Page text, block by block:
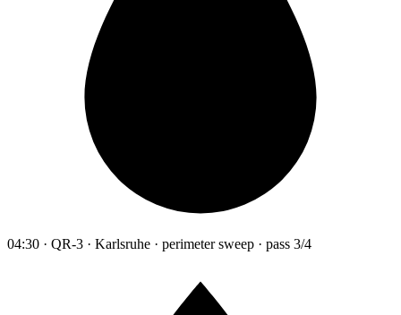
04:30 · QR-3 · Karlsruhe · perimeter sweep · pass 3/4